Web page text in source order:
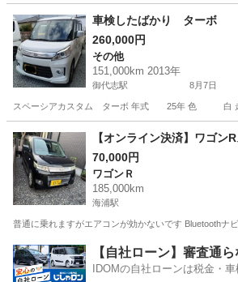
車検したばかり ターボ
260,000円
その他
151,000km 2013年
御代志駅 8月7日
スペーシアカスタム ターボ 年式 25年 色 白 走行
熊本 菊池市 御代志駅 その他
【オンライン決済】ワゴン
70,000円
ワゴンＲ
185,000km
海浦駅
普通に乗れますがエアコンが効かないです Bluetoothナ
熊本 天草市 海浦駅 ワゴンＲ
【自社ローン】審査通
IDOMの自社ローンは税金・